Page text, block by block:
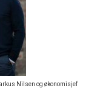
Nilsen og økonomisjef